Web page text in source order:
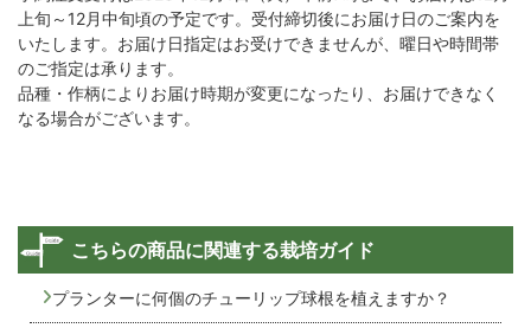
上旬～12月中旬頃の予定です。受付締切後にお届け日のご案内を
いたします。お届け日指定はお受けできませんが、曜日や時間帯
のご指定は承ります。
品種・作柄によりお届け時期が変更になったり、お届けできなく
なる場合がございます。
こちらの商品に関連する栽培ガイド
プランターに何個のチューリップ球根を植えますか？